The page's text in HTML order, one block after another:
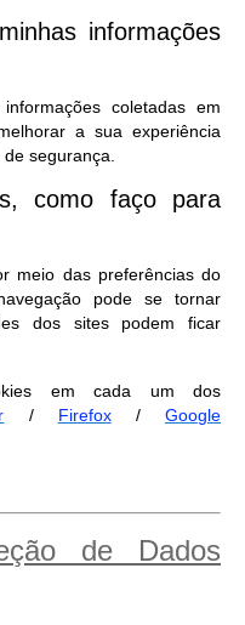
informações
coletadas em
a sua experiência
segurança.
como faço para
meio das preferências do
pode se tornar
dos sites podem ficar
em cada um dos
/ Firefox/Google
de Dados